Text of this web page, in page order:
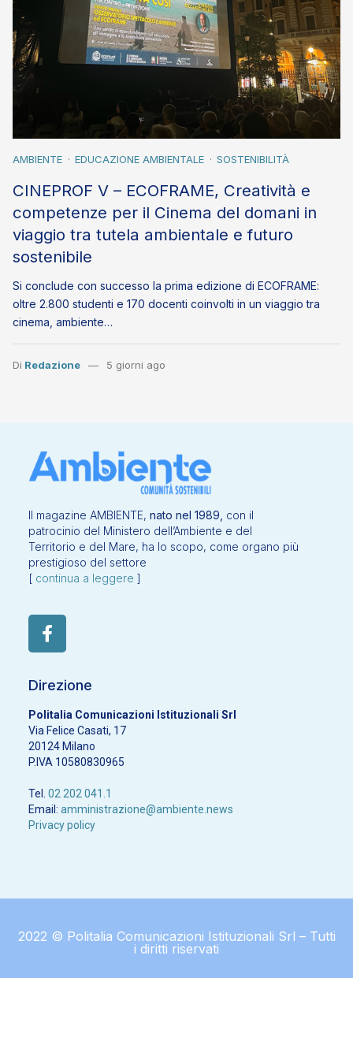
AMBIENTE EDUCAZIONE AMBIENTALE SOSTENIBILITÀ
CINEPROF V – ECOFRAME, Creatività e
competenze per il Cinema del domani in
viaggio tra tutela ambientale e futuro
sostenibile
Si conclude con successo la prima edizione di ECOFRAME:
oltre 2.800 studenti e 170 docenti coinvolti in un viaggio tra
cinema, ambiente…
Di Redazione 5 giorni ago
Il magazine AMBIENTE, nato nel 1989, con il
patrocinio del Ministero dell’Ambiente e del
Territorio e del Mare, ha lo scopo, come organo più
prestigioso del settore
[ continua a leggere ]
Direzione
Politalia Comunicazioni Istituzionali Srl
Via Felice Casati, 17
20124 Milano
P.IVA 10580830965
Tel. 02 202 041.1
Email: amministrazione@ambiente.news
Privacy policy
2022 © Politalia Comunicazioni Istituzionali Srl – Tutti
i diritti riservati